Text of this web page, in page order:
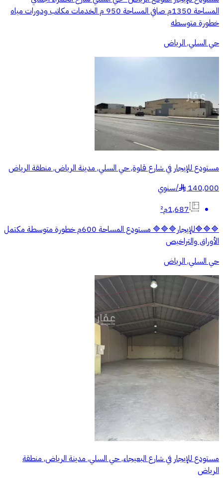
المساحة 1350م صافي المساحة 950 م الخدمات مكاتب ودورات مياه
خطورة متوسطه
حي السلي, الرياض
مستودع للإيجار في شارع قلوة, حي السلي, مدينة الرياض, منطقة الرياض
140,000
§
/سنوي
1,687م²
🔷🔷🔷للإيجار🔷🔷🔷 مستودع المساحة 600م خطورة متوسطة مكتمل
الأوراق والتراخيص
حي السلي, الرياض
مستودع للإيجار في شارع البعيجاء, حي السلي, مدينة الرياض, منطقة
الرياض